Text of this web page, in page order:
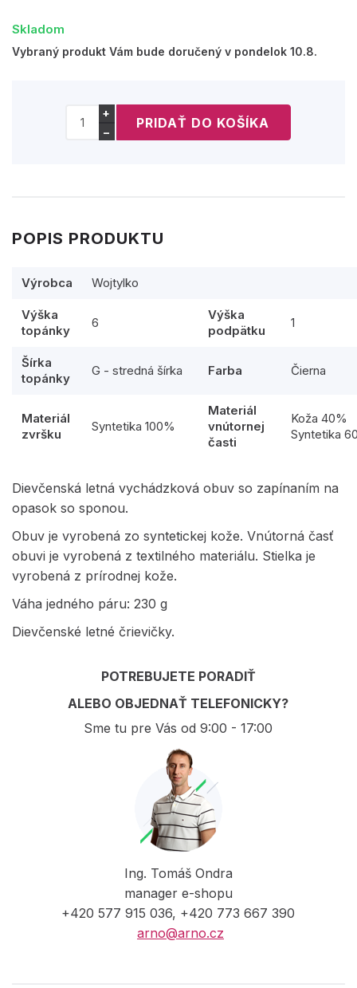
Skladom
Vybraný produkt Vám bude doručený v pondelok 10.8.
+
−
POPIS PRODUKTU
Výrobca Wojtylko
Výška
topánky
6
Výška
podpätku
1
Šírka
topánky
G - stredná šírka Farba Čierna
Materiál
zvršku
Syntetika 100%
Materiál
vnútornej
časti
Koža 40%
Syntetika
Dievčenská letná vychádzková obuv so zapínaním na
opasok so sponou.
Obuv je vyrobená zo syntetickej kože. Vnútorná časť
obuvi je vyrobená z textilného materiálu. Stielka je
vyrobená z prírodnej kože.
Váha jedného páru: 230 g
Dievčenské letné črievičky.
POTREBUJETE PORADIŤ
ALEBO OBJEDNAŤ TELEFONICKY?
Sme tu pre Vás od 9:00 - 17:00
Ing. Tomáš Ondra
manager e-shopu
+420 577 915 036, +420 773 667 390
arno@arno.cz